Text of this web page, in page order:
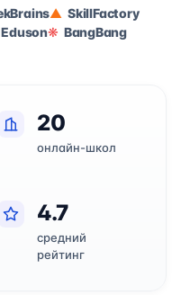
SkillFactory
Eduson BangBang
20
онлайн-школ
4.7
средний
рейтинг